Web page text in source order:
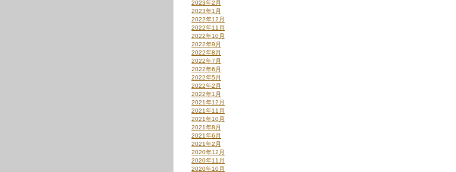
2023年2月
2023年1月
2022年12月
2022年11月
2022年10月
2022年9月
2022年8月
2022年7月
2022年6月
2022年5月
2022年2月
2022年1月
2021年12月
2021年11月
2021年10月
2021年8月
2021年6月
2021年2月
2020年12月
2020年11月
2020年10月